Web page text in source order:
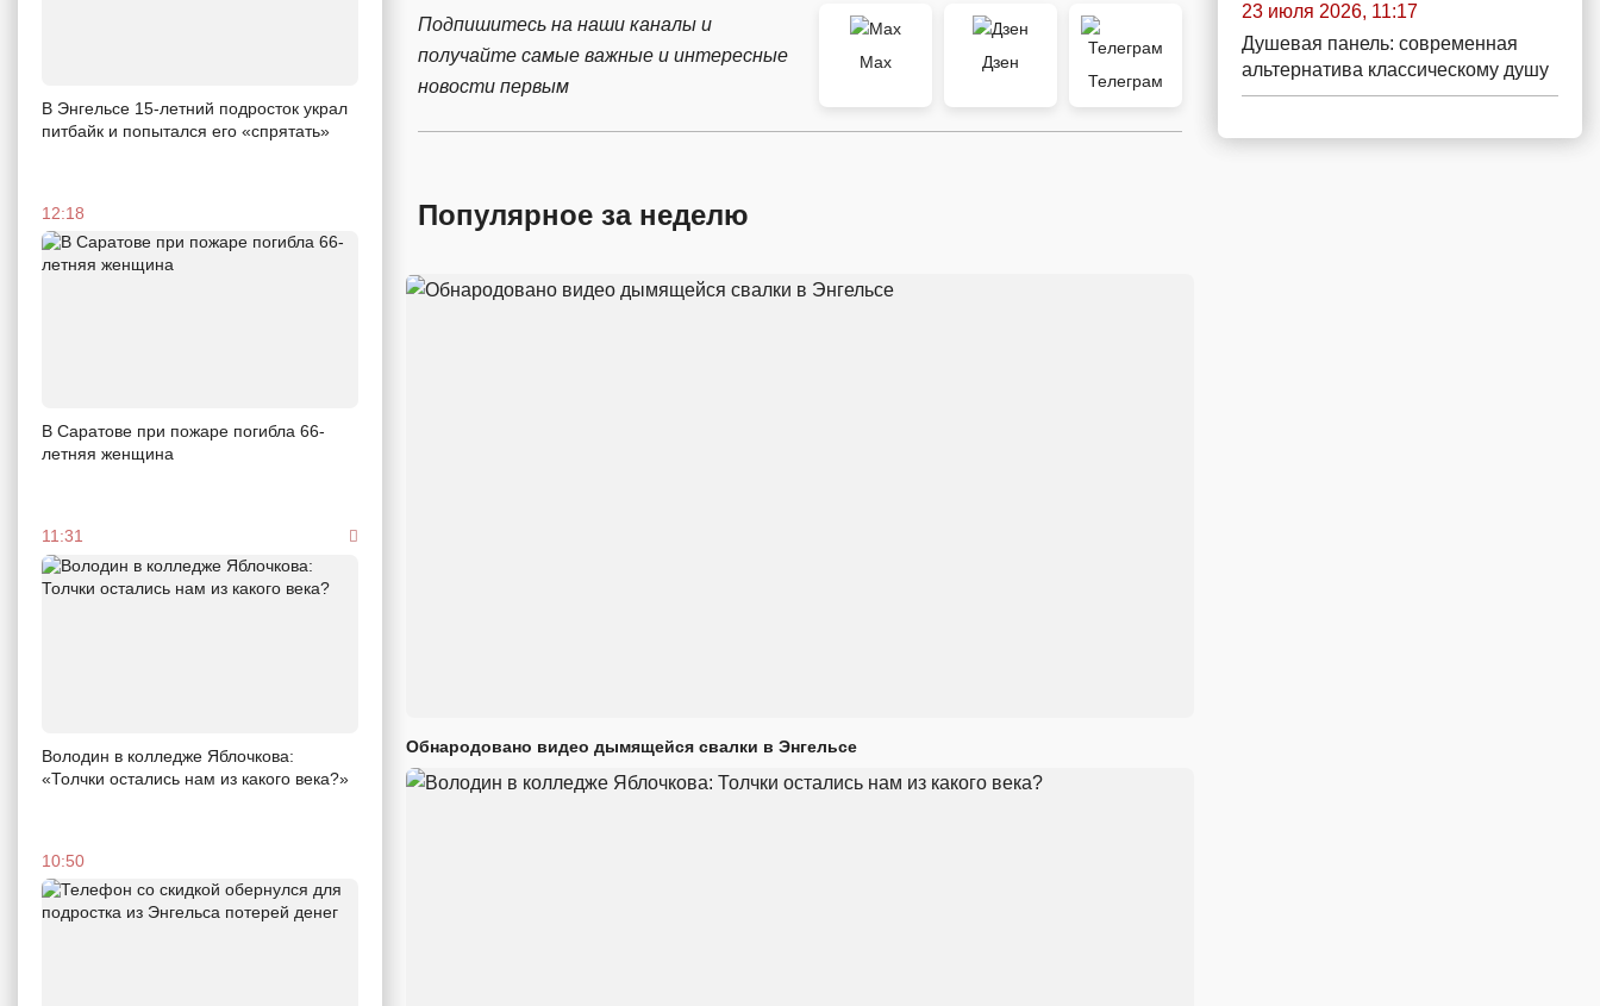
В Энгельсе 15-летний подросток украл
питбайк и попытался его «спрятать»
12:18
В Саратове при пожаре погибла 66-
летняя женщина
11:31
Володин в колледже Яблочкова:
«Толчки остались нам из какого века?»
10:50
Подпишитесь на наши каналы и
получайте самые важные и интересные
новости первым
Max
Дзен
Телеграм
Популярное за неделю
Обнародовано видео дымящейся свалки в Энгельсе
23 июля 2026, 11:17
Душевая панель: современная
альтернатива классическому душу